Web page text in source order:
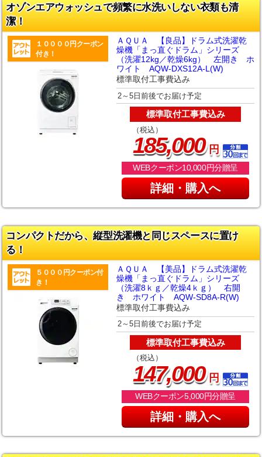
オゾンエアウォッシュで頻繁に水洗いしない衣類も清
潔！
１００００円クーポン
付き！
ＡＱＵＡ 【良品】ドラム式洗濯乾
燥機「まっ直ぐドラム」シリーズ
（洗濯12kg／乾燥6kg） 左開き ホ
ワイト AQW-DXS12A-L(W)
標準取付工事費込み
2～5日前後でお届け予定
標準取付工事費込み
（税込）
185,000円
WEBクーポン10,000円分贈呈
詳細・購入へ
コンパクトだから、縦型洗濯機と同じスペースに置け
る！
５０００円クーポン付
き！
ＡＱＵＡ 【美品】ドラム式洗濯乾
燥機「まっ直ぐドラム」シリーズ
（洗濯8ｋｇ／乾燥4ｋｇ） 右開
き ホワイト AQW-SD8A-R(W)
標準取付工事費込み
2～5日前後でお届け予定
標準取付工事費込み
（税込）
147,000円
WEBクーポン5,000円分贈呈
詳細・購入へ